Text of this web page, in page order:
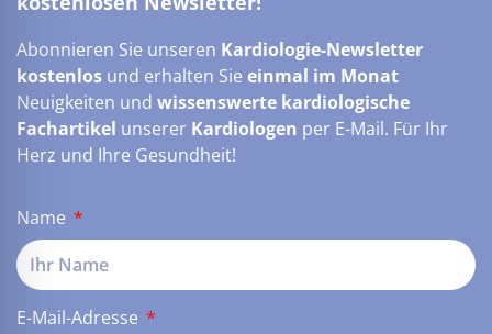
Abonnieren Sie unseren Kardiologie-Newsletter
kostenlos und erhalten Sie einmal im Monat
Neuigkeiten und wissenswerte kardiologische
Fachartikel unserer Kardiologen per E-Mail. Für Ihr
Herz und Ihre Gesundheit!
Name
E-Mail-Adresse